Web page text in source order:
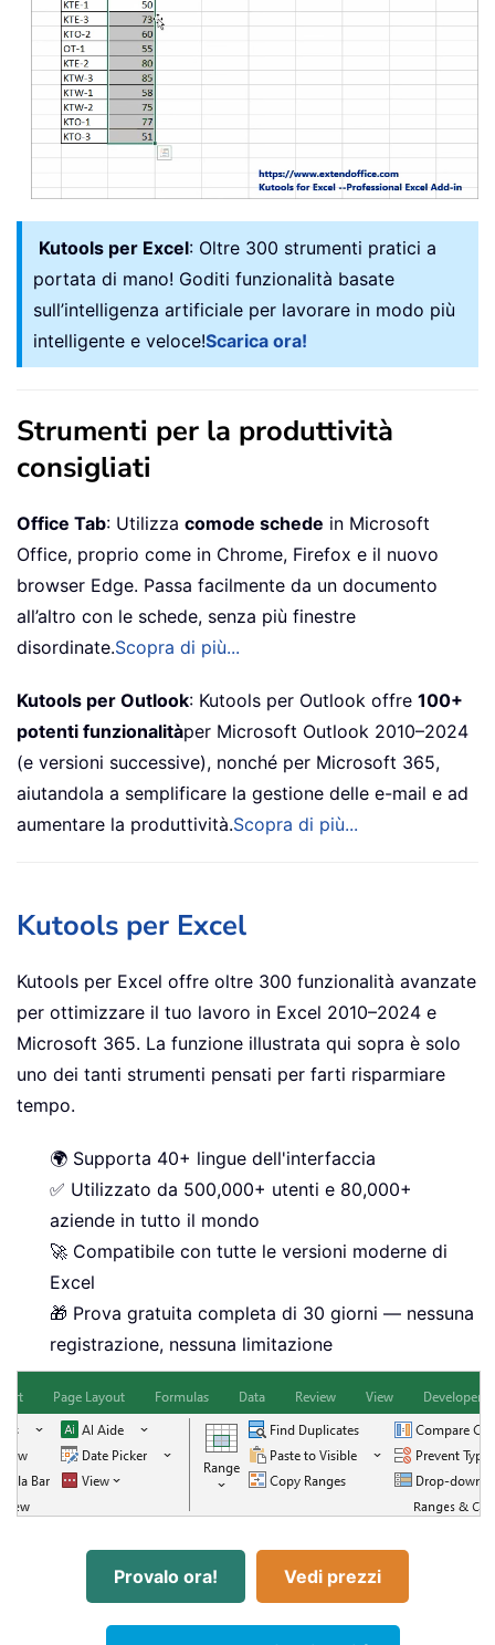
Kutools per Excel: Oltre 300 strumenti pratici a
portata di mano! Goditi funzionalità basate
sull’intelligenza artificiale per lavorare in modo più
intelligente e veloce!Scarica ora!
Strumenti per la produttività
consigliati
Office Tab: Utilizza comode schede in Microsoft
Office, proprio come in Chrome, Firefox e il nuovo
browser Edge. Passa facilmente da un documento
all’altro con le schede, senza più finestre
disordinate.Scopra di più...
Kutools per Outlook: Kutools per Outlook offre 100+
potenti funzionalitàper Microsoft Outlook 2010–2024
(e versioni successive), nonché per Microsoft 365,
aiutandola a semplificare la gestione delle e-mail e ad
aumentare la produttività.Scopra di più...
Kutools per Excel
Kutools per Excel offre oltre 300 funzionalità avanzate
per ottimizzare il tuo lavoro in Excel 2010–2024 e
Microsoft 365. La funzione illustrata qui sopra è solo
uno dei tanti strumenti pensati per farti risparmiare
tempo.
🌍 Supporta 40+ lingue dell'interfaccia
✅ Utilizzato da 500,000+ utenti e 80,000+
aziende in tutto il mondo
🚀 Compatibile con tutte le versioni moderne di
Excel
🎁 Prova gratuita completa di 30 giorni — nessuna
registrazione, nessuna limitazione
Provalo ora! Vedi prezzi